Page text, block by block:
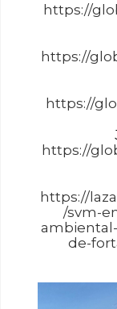
https://
https://
https://
https://
https://
/svm-
de-